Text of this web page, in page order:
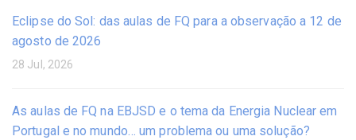
Eclipse do Sol: das aulas de FQ para a observação a 12 de
agosto de 2026
28 Jul, 2026
As aulas de FQ na EBJSD e o tema da Energia Nuclear em
Portugal e no mundo… um problema ou uma solução?